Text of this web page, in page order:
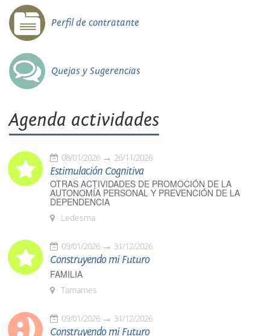
Perfil de contratante
Quejas y Sugerencias
Agenda actividades
08/01/2026 26/11/2026
Estimulación Cognitiva
OTRAS ACTIVIDADES DE PROMOCIÓN DE LA
AUTONOMÍA PERSONAL Y PREVENCIÓN DE LA
DEPENDENCIA
Ledesma
09/01/2026 31/12/2026
Construyendo mi Futuro
FAMILIA
Tamames
09/01/2026 31/12/2026
Construyendo mi Futuro